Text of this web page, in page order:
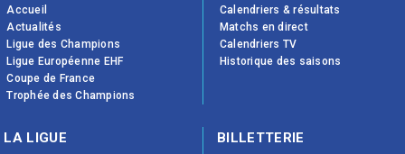
Accueil
Actualités
Ligue des Champions
Ligue Européenne EHF
Coupe de France
Trophée des Champions
Calendriers & résultats
Matchs en direct
Calendriers TV
Historique des saisons
LA LIGUE
BILLETTERIE